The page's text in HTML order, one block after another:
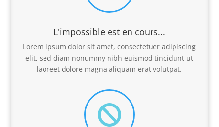
L'impossible est en cours...
Lorem ipsum dolor sit amet, consectetuer adipiscing
elit, sed diam nonummy nibh euismod tincidunt ut
laoreet dolore magna aliquam erat volutpat.
